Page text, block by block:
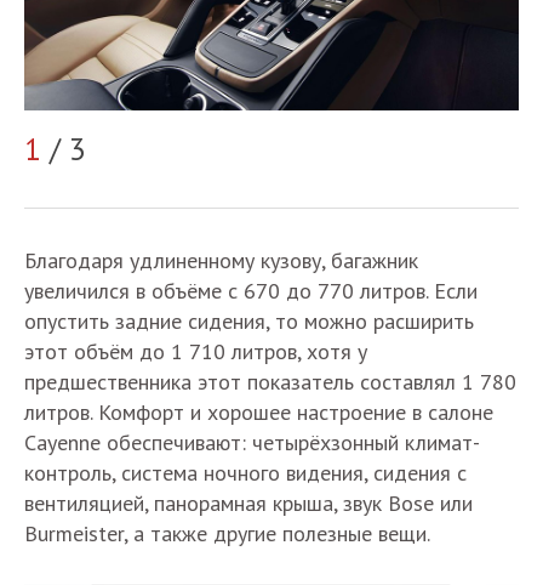
1 / 3
Благодаря удлиненному кузову, багажник
увеличился в объёме с 670 до 770 литров. Если
опустить задние сидения, то можно расширить
этот объём до 1 710 литров, хотя у
предшественника этот показатель составлял 1 780
литров. Комфорт и хорошее настроение в салоне
Cayenne обеспечивают: четырёхзонный климат-
контроль, система ночного видения, сидения с
вентиляцией, панорамная крыша, звук Bose или
Burmeister, а также другие полезные вещи.